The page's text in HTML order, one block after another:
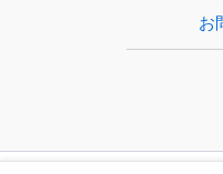
お